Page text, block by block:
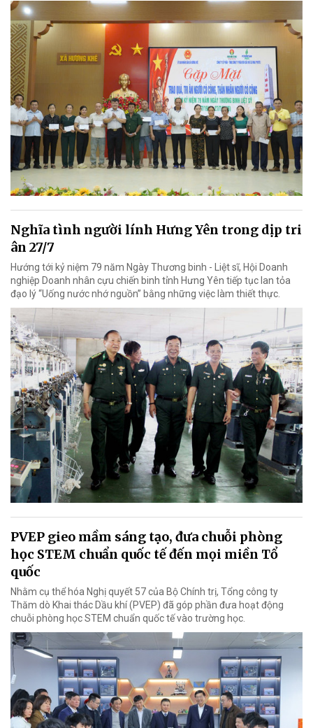
Nghĩa tình người lính Hưng Yên trong dịp tri
ân 27/7
Hướng tới kỷ niệm 79 năm Ngày Thương binh - Liệt sĩ, Hội Doanh
nghiệp Doanh nhân cựu chiến binh tỉnh Hưng Yên tiếp tục lan tỏa
đạo lý “Uống nước nhớ nguồn” bằng những việc làm thiết thực.
PVEP gieo mầm sáng tạo, đưa chuỗi phòng
học STEM chuẩn quốc tế đến mọi miền Tổ
quốc
Nhằm cụ thể hóa Nghị quyết 57 của Bộ Chính trị, Tổng công ty
Thăm dò Khai thác Dầu khí (PVEP) đã góp phần đưa hoạt động
chuỗi phòng học STEM chuẩn quốc tế vào trường học.